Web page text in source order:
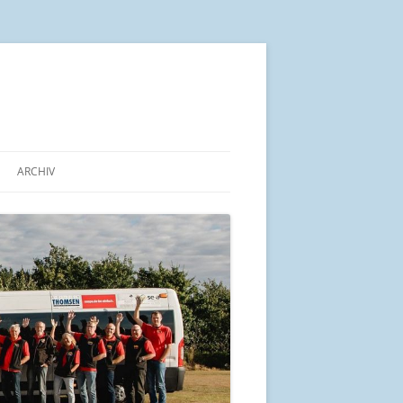
SEINE LAGE
ARCHIV
ARBEITSGEMEINSCHAFT „PRO
BÜRGERBUS SCHLESWIG-
HOLSTEIN“